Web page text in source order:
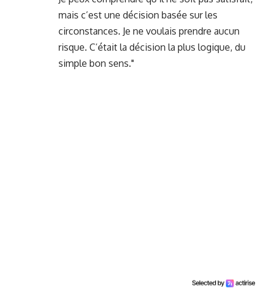
mais c’est une décision basée sur les
circonstances. Je ne voulais prendre aucun
risque. C’était la décision la plus logique, du
simple bon sens."